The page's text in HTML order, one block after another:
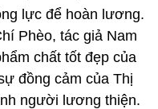
lực để hoàn lương.
Phèo, tác giả Nam
chất tốt đẹp của
đồng cảm của Thị
người lương thiện.